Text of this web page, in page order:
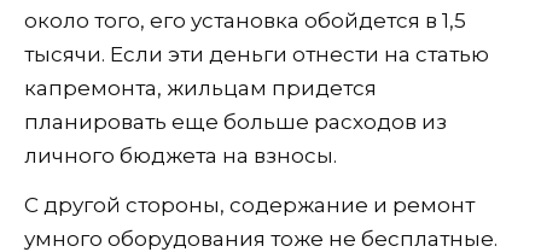
около того, его установка обойдется в 1,5
тысячи. Если эти деньги отнести на статью
капремонта, жильцам придется
планировать еще больше расходов из
личного бюджета на взносы.
С другой стороны, содержание и ремонт
умного оборудования тоже не бесплатные.